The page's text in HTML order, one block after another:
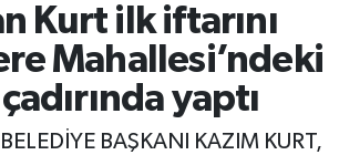
Kurt ilk iftarını
Mahallesi’ndeki
yaptı
BAŞKANI KAZIM KURT,